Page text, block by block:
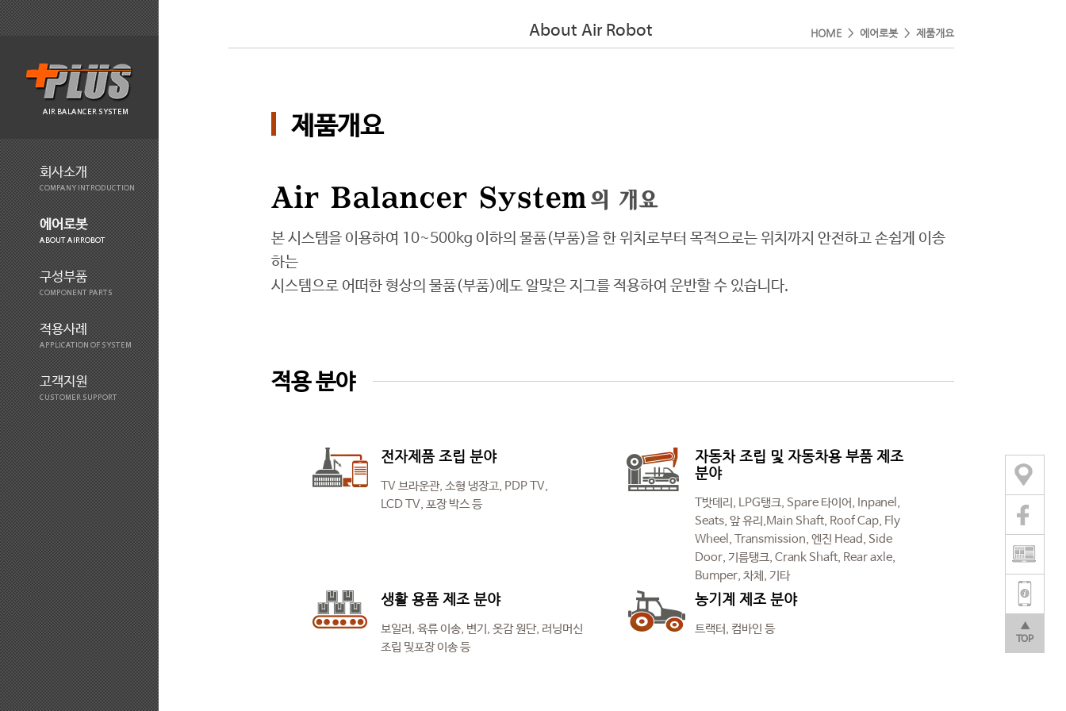
AIR BALANCER SYSTEM
회사소개
COMPANY INTRODUCTION
에어로봇
ABOUT AIRROBOT
구성부품
COMPONENT PARTS
적용사례
APPLICATION OF SYSTEM
고객지원
CUSTOMER SUPPORT
▲
TOP
About Air Robot HOME > 에어로봇 > 제품개요
제품개요
Air Balancer System 의 개요
본 시스템을 이용하여 10~500kg 이하의 물품(부품)을 한 위치로부터 목적으로는 위치까지 안전하고 손쉽게 이송
하는
시스템으로 어떠한 형상의 물품(부품)에도 알맞은 지그를 적용하여 운반할 수 있습니다.
적용 분야
전자제품 조립 분야
TV 브라운관, 소형 냉장고, PDP TV,
LCD TV, 포장 박스 등
자동차 조립 및 자동차용 부품 제조
분야
T밧데리, LPG탱크, Spare 타이어, Inpanel,
Seats, 앞 유리,Main Shaft, Roof Cap, Fly
Wheel, Transmission, 엔진 Head, Side
Door, 기름탱크, Crank Shaft, Rear axle,
Bumper, 차체, 기타
생활 용품 제조 분야
보일러, 육류 이송, 변기, 옷감 원단, 러닝머신
조립 및포장 이송 등
농기계 제조 분야
트랙터, 컴바인 등